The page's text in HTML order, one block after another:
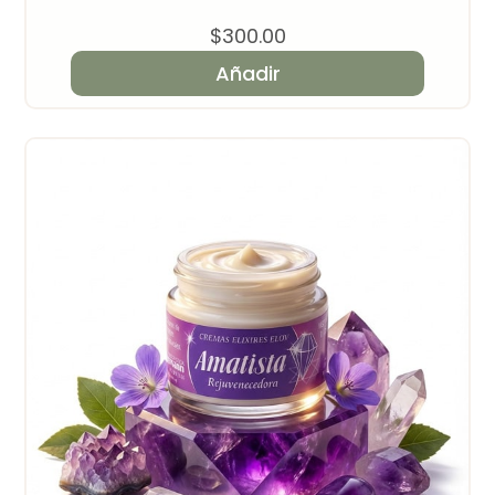
$300.00
Añadir